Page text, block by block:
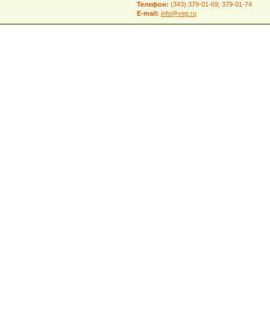
Телефон: (343) 379-01-69; 379-01-74
E-mail: info@vep.ru